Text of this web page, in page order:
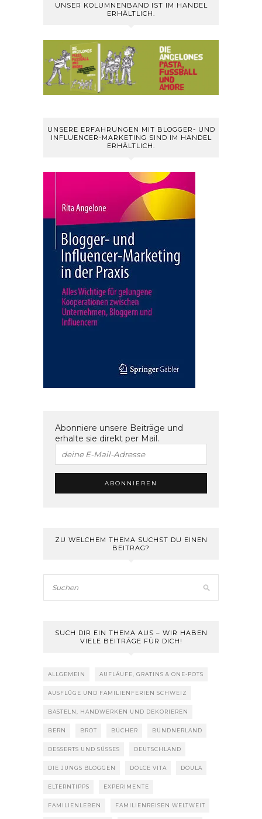
UNSER KOLUMNENBAND IST IM HANDEL
ERHÄLTLICH.
UNSERE ERFAHRUNGEN MIT BLOGGER- UND
INFLUENCER-MARKETING SIND IM HANDEL
ERHÄLTLICH.
Abonniere unsere Beiträge und
erhalte sie direkt per Mail.
ZU WELCHEM THEMA SUCHST DU EINEN
BEITRAG?
SUCH DIR EIN THEMA AUS – WIR HABEN
VIELE BEITRÄGE FÜR DICH!
ALLGEMEIN AUFLÄUFE, GRATINS & ONE-POTS
AUSFLÜGE UND FAMILIENFERIEN SCHWEIZ
BASTELN, HANDWERKEN UND DEKORIEREN
BERN BROT BÜCHER BÜNDNERLAND
DESSERTS UND SÜSSES DEUTSCHLAND
DIE JUNGS BLOGGEN DOLCE VITA DOULA
ELTERNTIPPS EXPERIMENTE
FAMILIENLEBEN FAMILIENREISEN WELTWEIT